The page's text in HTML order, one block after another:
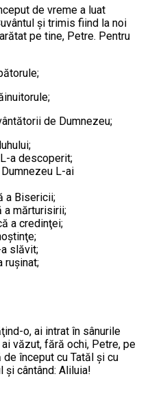
de vreme a luat
şi trimis fiind la noi
pe tine, Petre. Pentru
de Dumnezeu;
a descoperit;
L-ai
a Bisericii;
a mărturisirii;
a credinţei;
slăvit;
ruşinat;
o, ai intrat în sânurile
văzut, fără ochi, Petre, pe
început cu Tatăl şi cu
şi cântând: Aliluia!